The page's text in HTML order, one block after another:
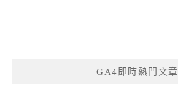
GA4即時熱門文章